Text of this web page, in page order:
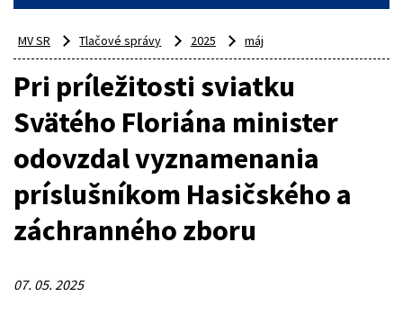
MV SR Tlačové správy 2025 máj
Pri príležitosti sviatku
Svätého Floriána minister
odovzdal vyznamenania
príslušníkom Hasičského a
záchranného zboru
07. 05. 2025